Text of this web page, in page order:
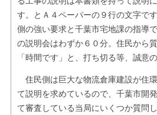
す。とＡ４ペーパーの９行の文字で
側の強い要求と千葉市宅地課の指導
の説明会はわずか６０分。住民から
「時間です」と、打ち切る等、誠意
住民側は巨大な物流倉庫建設が住
て説明を求めているので、千葉市開
て審査している当局にいくつか質問し